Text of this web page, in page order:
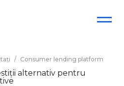
/ Consumer lending platform
alternativ pentru